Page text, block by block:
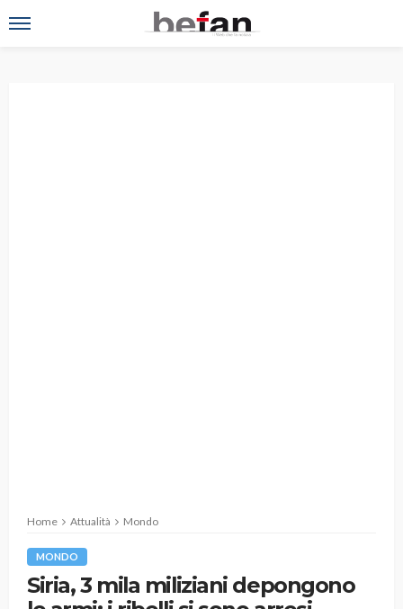
Home Attualità Mondo
MONDO
Siria, 3 mila miliziani depongono